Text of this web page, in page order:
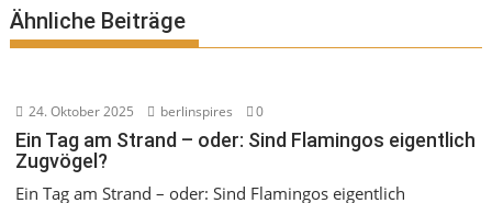
Ähnliche Beiträge
24. Oktober 2025 berlinspires 0
Ein Tag am Strand – oder: Sind Flamingos eigentlich
Zugvögel?
Ein Tag am Strand – oder: Sind Flamingos eigentlich